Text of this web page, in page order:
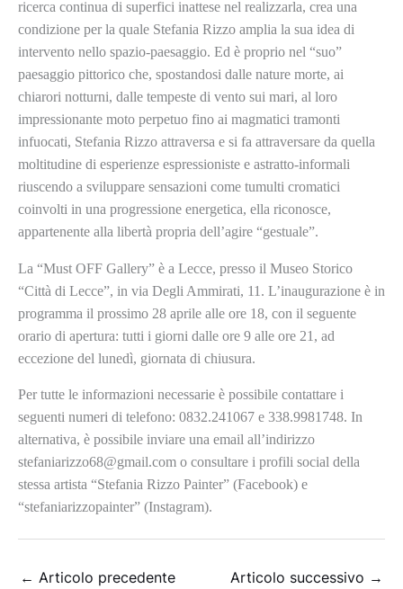
ricerca continua di superfici inattese nel realizzarla, crea una
condizione per la quale Stefania Rizzo amplia la sua idea di
intervento nello spazio-paesaggio. Ed è proprio nel “suo”
paesaggio pittorico che, spostandosi dalle nature morte, ai
chiarori notturni, dalle tempeste di vento sui mari, al loro
impressionante moto perpetuo fino ai magmatici tramonti
infuocati, Stefania Rizzo attraversa e si fa attraversare da quella
moltitudine di esperienze espressioniste e astratto-informali
riuscendo a sviluppare sensazioni come tumulti cromatici
coinvolti in una progressione energetica, ella riconosce,
appartenente alla libertà propria dell’agire “gestuale”.
La “Must OFF Gallery” è a Lecce, presso il Museo Storico
“Città di Lecce”, in via Degli Ammirati, 11. L’inaugurazione è in
programma il prossimo 28 aprile alle ore 18, con il seguente
orario di apertura: tutti i giorni dalle ore 9 alle ore 21, ad
eccezione del lunedì, giornata di chiusura.
Per tutte le informazioni necessarie è possibile contattare i
seguenti numeri di telefono: 0832.241067 e 338.9981748. In
alternativa, è possibile inviare una email all’indirizzo
stefaniarizzo68@gmail.com o consultare i profili social della
stessa artista “Stefania Rizzo Painter” (Facebook) e
“stefaniarizzopainter” (Instagram).
← Articolo precedente Articolo successivo →